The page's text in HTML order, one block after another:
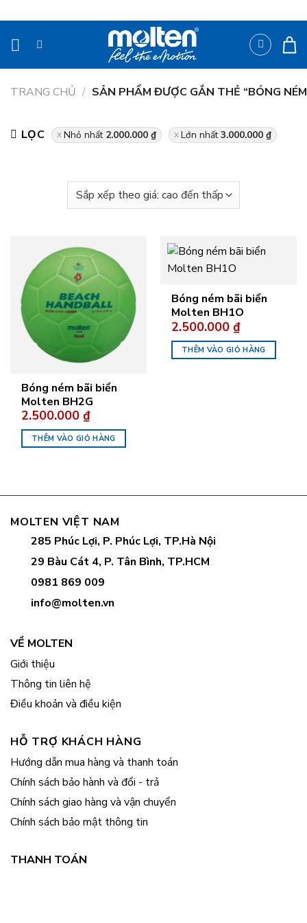
qua
TRANG CHỦ / SẢN PHẨM ĐƯỢC GẮN THẺ “BÓNG
LỌC Nhỏ nhất 2.000.000 ₫ Lớn nhất3.000.000 ₫
Bóng ném bãi biển
Molten BH2G
2.500.000₫
THÊM VÀO GIỎ HÀNG
Bóng ném bãi biển
Molten BH1O
2.500.000₫
THÊM VÀO GIỎ HÀNG
MOLTEN VIỆT NAM
285 Phúc Lợi, P. Phúc Lợi, TP.Hà Nội
29 Bàu Cát 4, P. Tân Bình, TP.HCM
0981 869 009
info@molten.vn
VỀ MOLTEN
Giới thiệu
Thông tin liên hệ
Điều khoản và điều kiện
HỖ TRỢ KHÁCH HÀNG
Hướng dẫn mua hàng và thanh toán
Chính sách bảo hành và đổi - trả
Chính sách giao hàng và vận chuyển
Chính sách bảo mật thông tin
THANH TOÁN